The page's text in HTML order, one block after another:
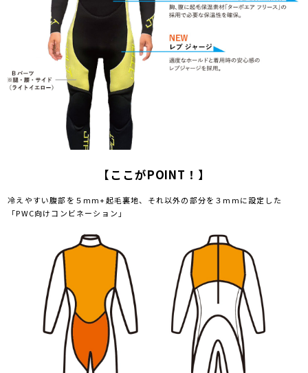
【ここがPOINT！】
冷えやすい腹部を５mm+起毛裏地、それ以外の部分を３mmに設定した
「PWC向けコンビネーション」